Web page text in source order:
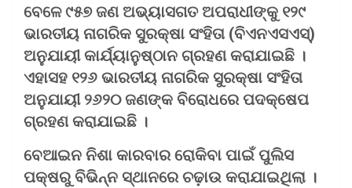
ବେଳେ ୯୫୭ ଜଣ ଅଭ୍ୟାସଗତ ଅପରାଧୀଙ୍କୁ ୧୨୯
ଭାରତୀୟ ନାଗରିକ ସୁରକ୍ଷା ସଂହିତା (ବିଏନଏସଏସ୍‌)
ଅନୁଯାୟୀ କାର୍ଯ୍ୟାନୁଷ୍ଠାନ ଗ୍ରହଣ କରାଯାଇଛି ।
ଏହାସହ ୧୨୬ ଭାରତୀୟ ନାଗରିକ ସୁରକ୍ଷା ସଂହିତା
ଅନୁଯାୟୀ ୨୬୨୦ ଜଣଙ୍କ ବିରୋଧରେ ପଦକ୍ଷେପ
ଗ୍ରହଣ କରାଯାଇଛି ।
ବେଆଇନ ନିଶା କାରବାର ରୋକିବା ପାଇଁ ପୁଲିସ
ପକ୍ଷରୁ ବିଭିନ୍ନ ସ୍ଥାନରେ ଚଢ଼ାଉ କରାଯାଇଥିଲା ।